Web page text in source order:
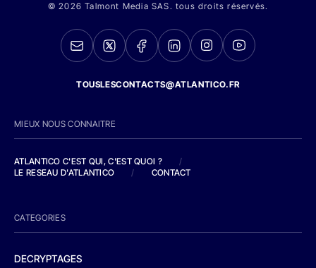
© 2026 Talmont Media SAS. tous droits réservés.
TOUSLESCONTACTS@ATLANTICO.FR
MIEUX NOUS CONNAITRE
ATLANTICO C'EST QUI, C'EST QUOI ?
/
LE RESEAU D'ATLANTICO
/ CONTACT
CATEGORIES
DECRYPTAGES